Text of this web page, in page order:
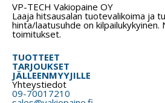
VP-TECH Vakiopaine OY
Laaja hitsausalan tuotevalikoima ja
hinta/laatusuhde on
toimitukset.
TUOTTEET
TARJOUKSET
JÄLLEENMYYJILLE
Yhteystiedot
09-70017210